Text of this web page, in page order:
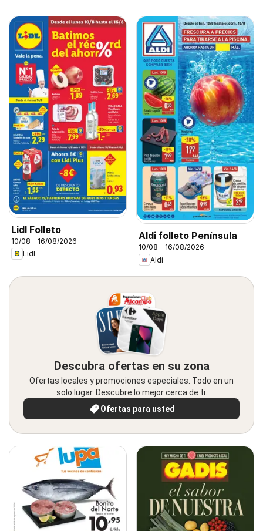
Lidl Folleto
10/08 - 16/08/2026
Lidl
Aldi folleto Península
10/08 - 16/08/2026
Aldi
Descubra ofertas en su zona
Ofertas locales y promociones especiales. Todo en un
solo lugar. Descubre lo mejor cerca de ti.
Ofertas para usted